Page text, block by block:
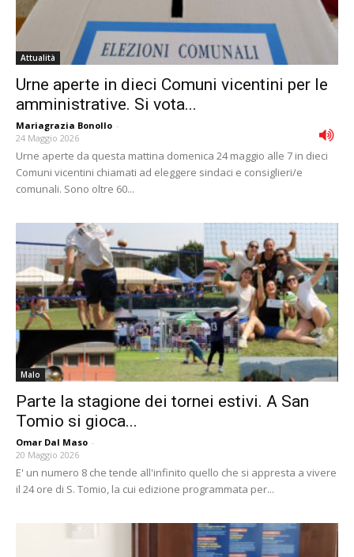
Attualità
Urne aperte in dieci Comuni vicentini per le
amministrative. Si vota...
Mariagrazia Bonollo -
24 Maggio 2026
Urne aperte da questa mattina domenica 24 maggio alle 7 in dieci
Comuni vicentini chiamati ad eleggere sindaci e consiglieri/e
comunali. Sono oltre 60...
Malo
Parte la stagione dei tornei estivi. A San
Tomio si gioca...
Omar Dal Maso -
20 Maggio 2026
E' un numero 8 che tende all'infinito quello che si appresta a vivere
il 24 ore di S. Tomio, la cui edizione programmata per...